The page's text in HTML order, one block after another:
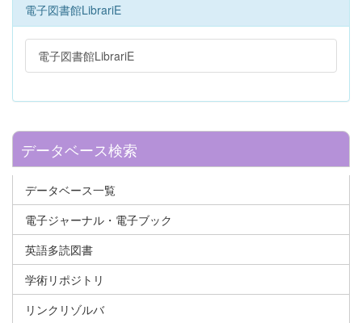
電子図書館LibrariE
電子図書館LibrariE
データベース検索
データベース一覧
電子ジャーナル・電子ブック
英語多読図書
学術リポジトリ
リンクリゾルバ